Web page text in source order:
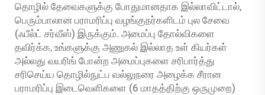
தொழில் தேவைகளுக்கு போதுமானதாக இல்லாவிட்டால்,
பெரும்பாலான பராமரிப்பு வழங்குநர்களிடம் புல சேவை
(ஃபீல்ட் சர்வீஸ்) இருக்கும். அமைப்பு தோல்விகளை
தவிர்க்க, உங்களுக்கு அணுகல் இல்லாத உள் கியர்கள்
அல்லது வயரிங் போன்ற அமைப்புகளை சரிபார்த்து
சரிசெய்ய தொழில்நுட்ப வல்லுநரை அழைக்க சீரான
பராமரிப்பு இடைவெளிகளை (6 மாதத்திற்கு ஒருமுறை)